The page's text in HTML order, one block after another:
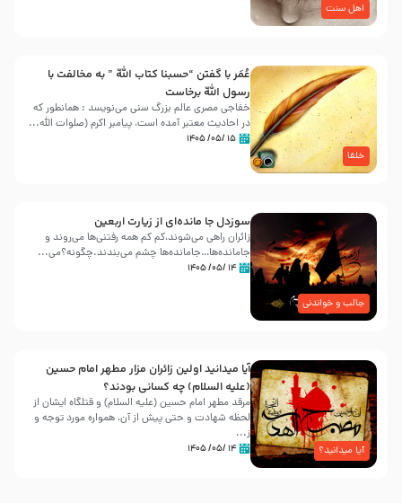
اهل سنت
خلفا
عُمَر با گفتن “حسبنا كتاب اللّه ” به مخالفت با
رسول اللّه برخاست
خفاجی مصری عالم بزرگ سنی می‌نویسد : همانطور که
در احادیث معتبر آمده است، پیامبر اکرم (صلوات اللّه...
۱۵ /۰۵/ ۱۴۰۵
جالب و خواندنی
سوزدل جا مانده‌ای از زیارت اربعین
زائران راهی می‌شوند،کم‌ کم همه رفتنی‌ها می‌روند و
جامانده‌ها…جامانده‌ها چشم می‌بندند.چگونه؟می‌...
۱۴ /۰۵/ ۱۴۰۵
آیا میدانید؟
آیا میدانید اولین زائران مزار مطهر امام حسین
(علیه السلام) چه کسانی بودند؟
مرقد مطهر امام حسین (علیه السلام) و قتلگاه ایشان از
لحظه شهادت و حتی پیش از آن، همواره مورد توجه و
ز...
۱۴ /۰۵/ ۱۴۰۵